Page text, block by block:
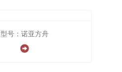
型号：诺亚方舟